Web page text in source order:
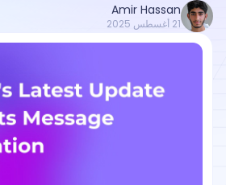
Amir Hassan
21 أغسطس 2025